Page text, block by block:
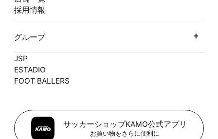
採用情報
グループ
JSP
ESTADIO
FOOT BALLERS
サッカーショップKAMO公式アプリ
お買い物をさらに便利に